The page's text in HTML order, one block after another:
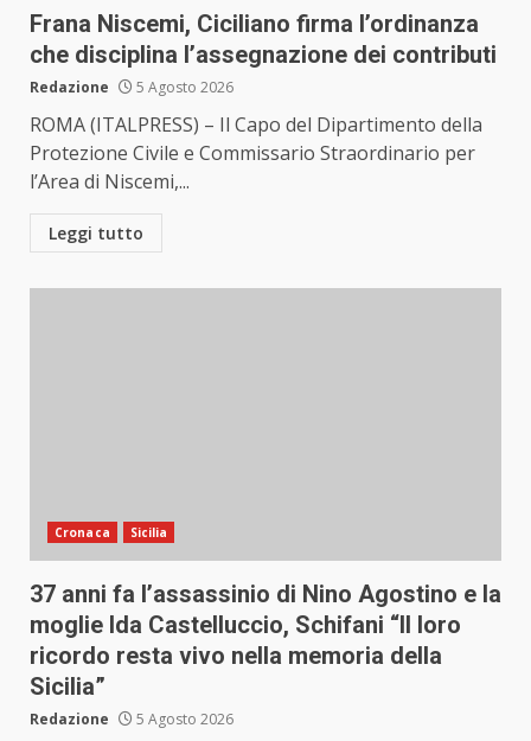
Frana Niscemi, Ciciliano firma l’ordinanza
che disciplina l’assegnazione dei contributi
Redazione 5 Agosto 2026
ROMA (ITALPRESS) – Il Capo del Dipartimento della
Protezione Civile e Commissario Straordinario per
l’Area di Niscemi,...
Leggi tutto
Cronaca Sicilia
37 anni fa l’assassinio di Nino Agostino e la
moglie Ida Castelluccio, Schifani “Il loro
ricordo resta vivo nella memoria della
Sicilia”
Redazione 5 Agosto 2026